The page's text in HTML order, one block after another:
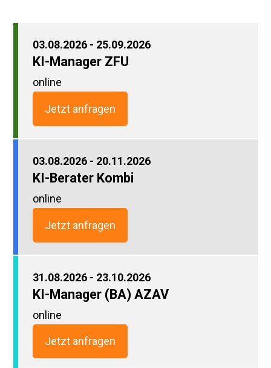
03.08.2026 - 25.09.2026
KI-Manager ZFU
online
Jetzt anfragen
03.08.2026 - 20.11.2026
KI-Berater Kombi
online
Jetzt anfragen
31.08.2026 - 23.10.2026
KI-Manager (BA) AZAV
online
Jetzt anfragen